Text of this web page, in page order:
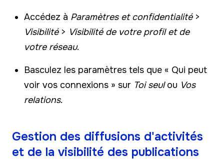
Accédez à Paramètres et confidentialité>
Visibilité> Visibilité de votre profil et de
votre réseau.
Basculez les paramètres tels que « Qui peut
voir vos connexions » sur Toi seulou Vos
relations.
Gestion des diffusions d'activités
et de la visibilité des publications